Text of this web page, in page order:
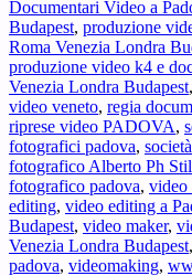
Documentari Video a
Budapest, produzione
Roma Venezia Londra
produzione video k4 e
Venezia Londra Budapest,
video veneto, regia
riprese video PADOVA,
fotografici padova,
fotografico Alberto Ph
fotografico padova, video
editing, video editing a
Budapest, video maker,
Venezia Londra Budapest,
padova, videomaking,